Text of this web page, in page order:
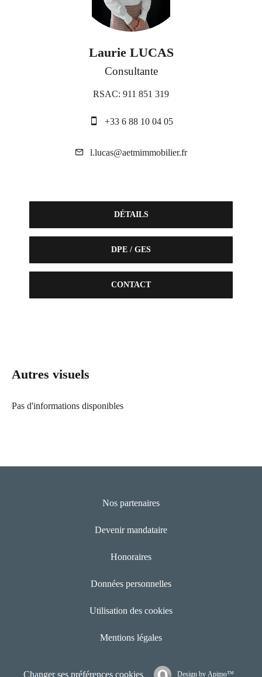
Laurie LUCAS
Consultante
RSAC: 911 851 319
+33 6 88 10 04 05
l.lucas@aetmimmobilier.fr
DÉTAILS
DPE / GES
CONTACT
Autres visuels
Pas d'informations disponibles
Nos partenaires
Devenir mandataire
Honoraires
Données personnelles
Utilisation des cookies
Mentions légales
Changer ses préférences cookies Design by Apimo™